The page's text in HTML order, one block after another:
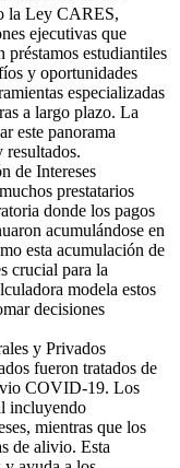
la Ley CARES,
ejecutivas que
préstamos estudiantiles
y oportunidades
especializadas
a largo plazo. La
este panorama
resultados.
de Intereses
prestatarios
donde los pagos
acumulándose en
esta acumulación de
crucial para la
modela estos
decisiones
y Privados
fueron tratados de
COVID-19. Los
incluyendo
mientras que los
de alivio. Esta